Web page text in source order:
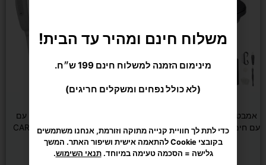
אמבט עיסוי וספא רגליים מתקפל
עם חימום, בועות ושלט רחוק מבית
CARBON
₪990
חגורת עיסוי אלחוטית 4D עם
חימום אינפרא מבית CARBON
₪690
משלוח חינם ומהיר עד הבית!
מינימום הזמנה למשלוח חינם 199 ש״ח.
(לא כולל נפחים ומשקלים חריגים)
כדי לתת לך חוויית קנייה מתוקה וזורמת, אנחנו משתמשים
בקובצי Cookie להתאמה אישית ושיפור האתר. המשך
גלישה = הסכמה טעימה במיוחד.תנאי השימוש.